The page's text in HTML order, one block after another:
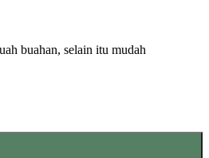
buahan, selain itu mudah